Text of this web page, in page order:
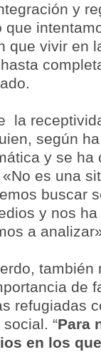
y
que vivir en
la
según
y se ha
es una
buscar
y nos
a
también
de
refugiadas
“Para
en los